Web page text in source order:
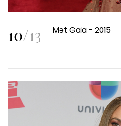
10/13 Met Gala - 2015